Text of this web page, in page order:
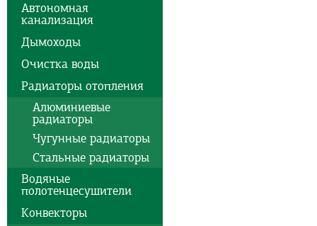
Автономная
канализация
Дымоходы
Очистка воды
Радиаторы отопления
Алюминиевые
радиаторы
Чугунные радиаторы
Стальные радиаторы
Водяные
полотенцесушители
Конвекторы